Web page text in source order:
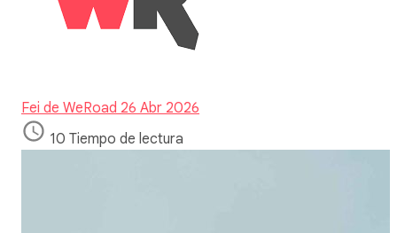
Fei de WeRoad 26 Abr 2026
10 Tiempo de lectura